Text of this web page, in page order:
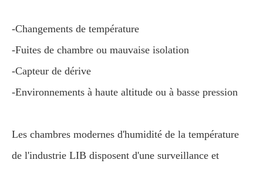
-Changements de température
-Fuites de chambre ou mauvaise isolation
-Capteur de dérive
-Environnements à haute altitude ou à basse pression
Les chambres modernes d'humidité de la température
de l'industrie LIB disposent d'une surveillance et